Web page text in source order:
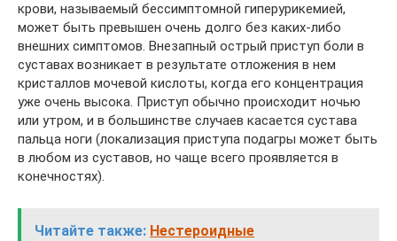
крови, называемый бессимптомной гиперурикемией,
может быть превышен очень долго без каких-либо
внешних симптомов. Внезапный острый приступ боли в
суставах возникает в результате отложения в нем
кристаллов мочевой кислоты, когда его концентрация
уже очень высока. Приступ обычно происходит ночью
или утром, и в большинстве случаев касается сустава
пальца ноги (локализация приступа подагры может быть
в любом из суставов, но чаще всего проявляется в
конечностях).
Читайте также: Нестероидные